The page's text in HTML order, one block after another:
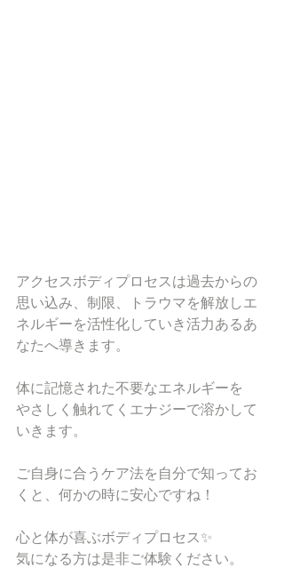
アクセスボディプロセスは過去からの
思い込み、制限、トラウマを解放しエ
ネルギーを活性化していき活力あるあ
なたへ導きます。
体に記憶された不要なエネルギーを
やさしく触れてくエナジーで溶かして
いきます。
ご自身に合うケア法を自分で知ってお
くと、何かの時に安心ですね！
心と体が喜ぶボディプロセス✨
気になる方は是非ご体験ください。